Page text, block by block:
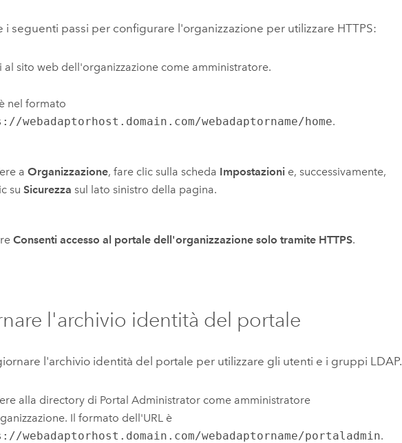
i seguenti passi per configurare l'organizzazione per utilizzare HTTPS:
al sito web dell'organizzazione come amministratore.
nel formato
webadaptorhost.domain.com/webadaptorname/home.
aOrganizzazione, fare clic sulla scheda Impostazioni e, successivamente,
suSicurezza sul lato sinistro della pagina.
Consenti accesso al portale dell'organizzazione solo tramite HTTPS.
l'archivio identità del portale
l'archivio identità del portale per utilizzare gli utenti e i gruppi LDAP.
alla directory di Portal Administrator come amministratore
Il formato dell'URL è
webadaptorhost.domain.com/webadaptorname/portaladmin.